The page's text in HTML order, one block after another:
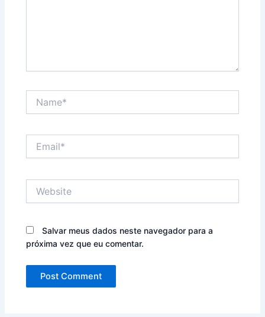
Salvar meus dados neste navegador para a
próxima vez que eu comentar.